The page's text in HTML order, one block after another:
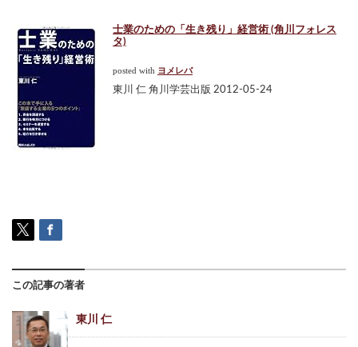
士業のための「生き残り」経営術 (角川フォレス
タ)
posted with ヨメレバ
東川 仁 角川学芸出版 2012-05-24
この記事の著者
東川 仁